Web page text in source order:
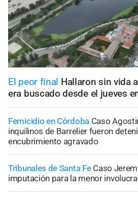
El peor final Hallaron sin vida
era buscado desde el jueves
Femicidio en Córdoba Caso
inquilinos de Barrelier fueron
encubrimiento agravado
Tribunales de Santa Fe Caso
imputación para la menor